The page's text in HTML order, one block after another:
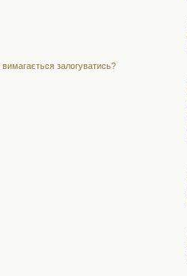
залогуватись?